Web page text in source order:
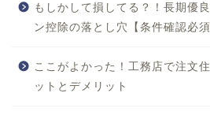
もしかして損してる？！長期優
ン控除の落とし穴【条件確認必須
ここがよかった！工務店で注文
ットとデメリット